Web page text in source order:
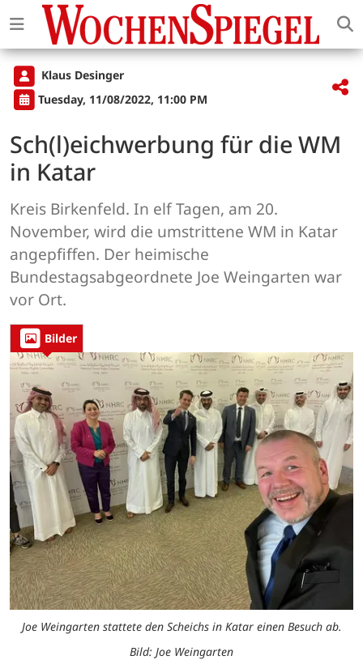
Klaus Desinger
Tuesday, 11/08/2022, 11:00 PM
Sch(l)eichwerbung für die WM
in Katar
Kreis Birkenfeld. In elf Tagen, am 20.
November, wird die umstrittene WM in Katar
angepfiffen. Der heimische
Bundestagsabgeordnete Joe Weingarten war
vor Ort.
Bilder
Joe Weingarten stattete den Scheichs in Katar einen Besuch ab.
Bild: Joe Weingarten